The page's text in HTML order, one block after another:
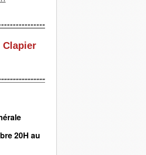
Clapier
20H au